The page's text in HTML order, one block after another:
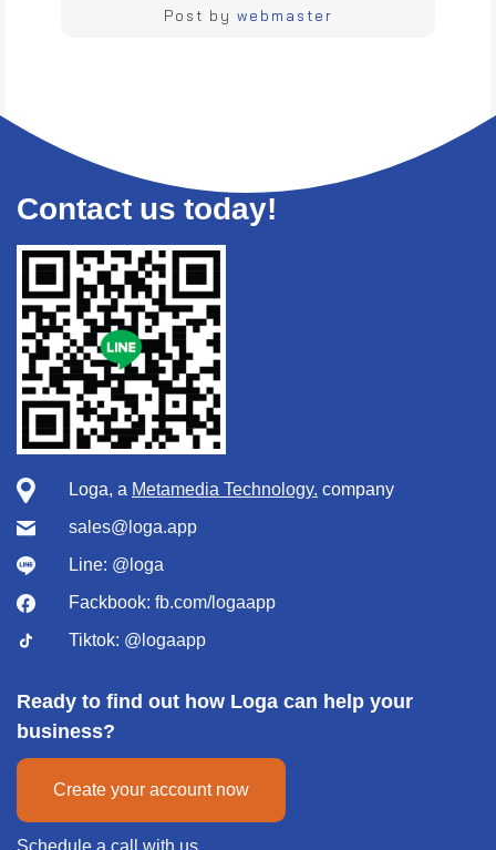
Post by webmaster